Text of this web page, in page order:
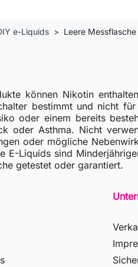
e-Liquids Leere
können Nikotin
bestimmt und nicht
oder einem bereits
oder Asthma. Nicht
oder mögliche
E-Liquids sind
getestet oder garantiert.